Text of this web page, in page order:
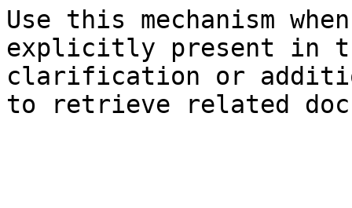
Use this mechanism
explicitly present in
clarification or